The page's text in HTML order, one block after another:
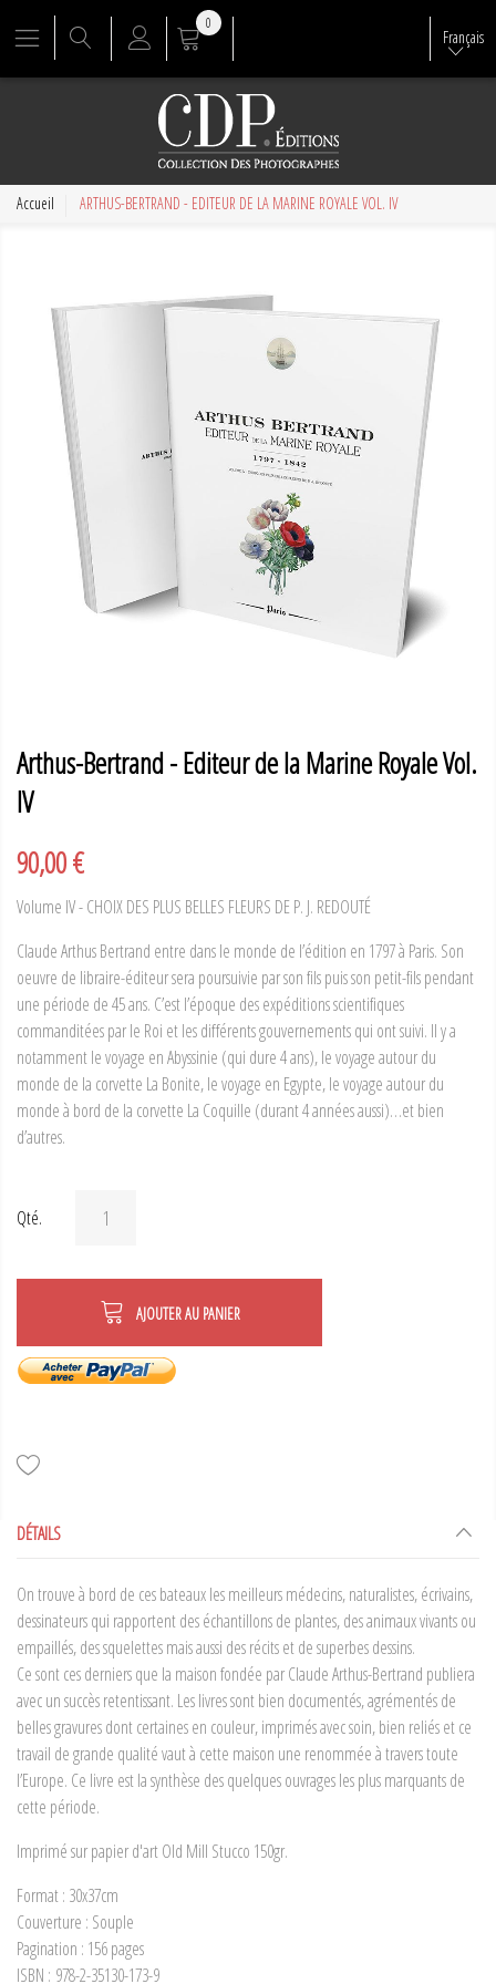
Français
0
Accueil ARTHUS-BERTRAND - EDITEUR DE LA MARINE ROYALE VOL. IV
Arthus-Bertrand - Editeur de la Marine Royale Vol.
IV
90,00 €
Volume IV - CHOIX DES PLUS BELLES FLEURS DE P. J. REDOUTÉ
Claude Arthus Bertrand entre dans le monde de l’édition en 1797 à Paris. Son
oeuvre de libraire-éditeur sera poursuivie par son fils puis son petit-fils pendant
une période de 45 ans. C’est l’époque des expéditions scientifiques
commanditées par le Roi et les différents gouvernements qui ont suivi. Il y a
notamment le voyage en Abyssinie (qui dure 4 ans), le voyage autour du
monde de la corvette La Bonite, le voyage en Egypte, le voyage autour du
monde à bord de la corvette La Coquille (durant 4 années aussi)…et bien
d’autres.
Qté.
AJOUTER AU PANIER
DÉTAILS
On trouve à bord de ces bateaux les meilleurs médecins, naturalistes, écrivains,
dessinateurs qui rapportent des échantillons de plantes, des animaux vivants ou
empaillés, des squelettes mais aussi des récits et de superbes dessins.
Ce sont ces derniers que la maison fondée par Claude Arthus-Bertrand publiera
avec un succès retentissant. Les livres sont bien documentés, agrémentés de
belles gravures dont certaines en couleur, imprimés avec soin, bien reliés et ce
travail de grande qualité vaut à cette maison une renommée à travers toute
l’Europe. Ce livre est la synthèse des quelques ouvrages les plus marquants de
cette période.
Imprimé sur papier d'art Old Mill Stucco 150gr.
Format : 30x37cm
Couverture : Souple
Pagination : 156 pages
ISBN : 978-2-35130-173-9